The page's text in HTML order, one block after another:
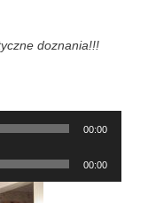
doznania!!!
00:00
00:00